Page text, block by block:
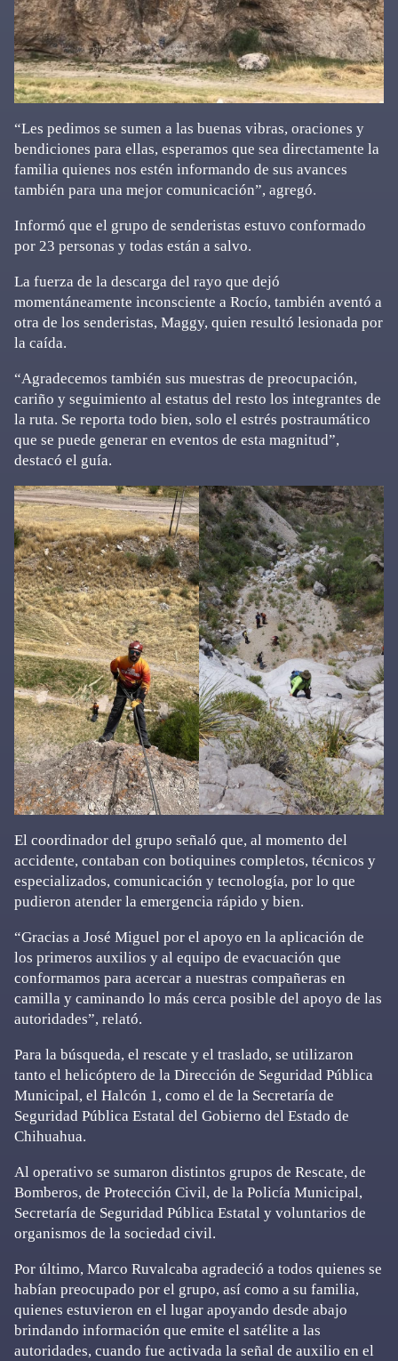
“Les pedimos se sumen a las buenas vibras, oraciones y
bendiciones para ellas, esperamos que sea directamente la
familia quienes nos estén informando de sus avances
también para una mejor comunicación”, agregó.
Informó que el grupo de senderistas estuvo conformado
por 23 personas y todas están a salvo.
La fuerza de la descarga del rayo que dejó
momentáneamente inconsciente a Rocío, también aventó a
otra de los senderistas, Maggy, quien resultó lesionada por
la caída.
“Agradecemos también sus muestras de preocupación,
cariño y seguimiento al estatus del resto los integrantes de
la ruta. Se reporta todo bien, solo el estrés postraumático
que se puede generar en eventos de esta magnitud”,
destacó el guía.
El coordinador del grupo señaló que, al momento del
accidente, contaban con botiquines completos, técnicos y
especializados, comunicación y tecnología, por lo que
pudieron atender la emergencia rápido y bien.
“Gracias a José Miguel por el apoyo en la aplicación de
los primeros auxilios y al equipo de evacuación que
conformamos para acercar a nuestras compañeras en
camilla y caminando lo más cerca posible del apoyo de las
autoridades”, relató.
Para la búsqueda, el rescate y el traslado, se utilizaron
tanto el helicóptero de la Dirección de Seguridad Pública
Municipal, el Halcón 1, como el de la Secretaría de
Seguridad Pública Estatal del Gobierno del Estado de
Chihuahua.
Al operativo se sumaron distintos grupos de Rescate, de
Bomberos, de Protección Civil, de la Policía Municipal,
Secretaría de Seguridad Pública Estatal y voluntarios de
organismos de la sociedad civil.
Por último, Marco Ruvalcaba agradeció a todos quienes se
habían preocupado por el grupo, así como a su familia,
quienes estuvieron en el lugar apoyando desde abajo
brindando información que emite el satélite a las
autoridades, cuando fue activada la señal de auxilio en el